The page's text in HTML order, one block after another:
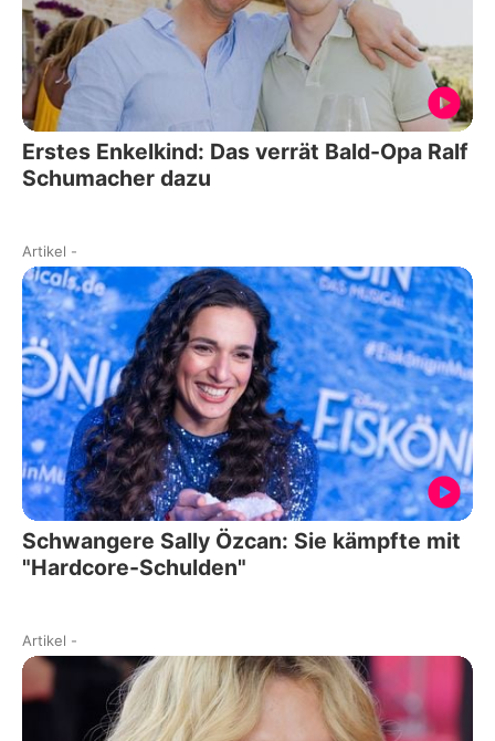
Erstes Enkelkind: Das verrät Bald-Opa Ralf
Schumacher dazu
Artikel -
Schwangere Sally Özcan: Sie kämpfte mit
"Hardcore-Schulden"
Artikel -